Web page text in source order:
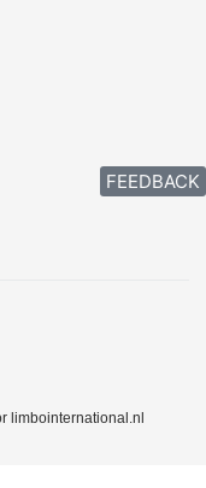
limbointernational.nl
FEEDBACK